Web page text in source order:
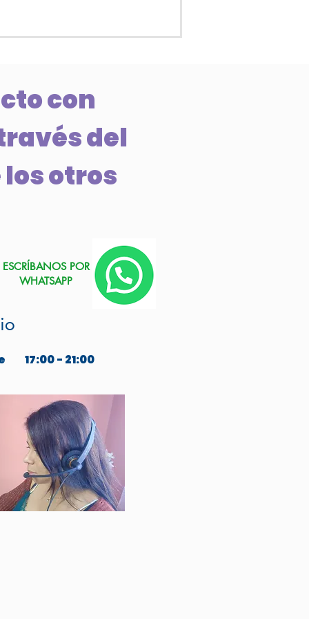
con
del
otros
17:00 - 21:00
ESCRÍBANOS POR
WHATSAPP